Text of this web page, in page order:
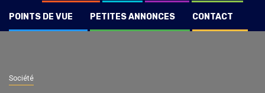
POINTS DE VUE PETITES ANNONCES CONTACT
Société